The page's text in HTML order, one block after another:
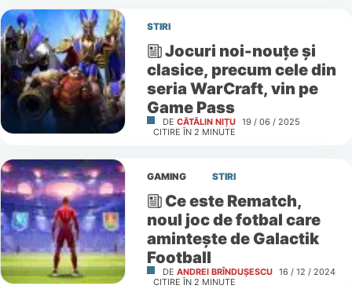
STIRI
Jocuri noi-nouțe și
clasice, precum cele din
seria WarCraft, vin pe
Game Pass
DE CĂTĂLIN NIȚU 19 / 06 / 2025
CITIRE ÎN 2 MINUTE
GAMING STIRI
Ce este Rematch,
noul joc de fotbal care
amintește de Galactik
Football
DE ANDREI BRÎNDUȘESCU 16 / 12 / 2024
CITIRE ÎN 2 MINUTE